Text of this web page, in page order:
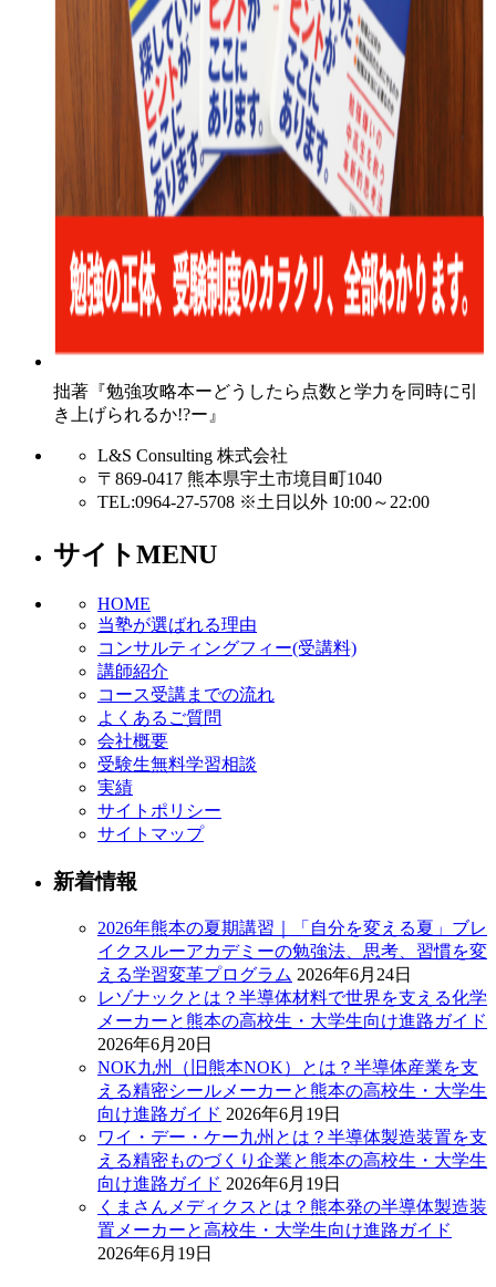
拙著『勉強攻略本ーどうしたら点数と学力を同時に引
き上げられるか!?ー』
L&S Consulting 株式会社
〒869-0417 熊本県宇土市境目町1040
TEL:0964-27-5708 ※土日以外 10:00～22:00
サイトMENU
HOME
当塾が選ばれる理由
コンサルティングフィー(受講料)
講師紹介
コース受講までの流れ
よくあるご質問
会社概要
受験生無料学習相談
実績
サイトポリシー
サイトマップ
新着情報
2026年熊本の夏期講習｜「自分を変える夏」ブレ
イクスルーアカデミーの勉強法、思考、習慣を変
える学習変革プログラム 2026年6月24日
レゾナックとは？半導体材料で世界を支える化学
メーカーと熊本の高校生・大学生向け進路ガイド
2026年6月20日
NOK九州（旧熊本NOK）とは？半導体産業を支
える精密シールメーカーと熊本の高校生・大学生
向け進路ガイド 2026年6月19日
ワイ・デー・ケー九州とは？半導体製造装置を支
える精密ものづくり企業と熊本の高校生・大学生
向け進路ガイド 2026年6月19日
くまさんメディクスとは？熊本発の半導体製造装
置メーカーと高校生・大学生向け進路ガイド
2026年6月19日